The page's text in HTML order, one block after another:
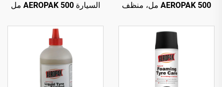
AEROPAK 500 مل، منظف
لإزالة الشحوم والعناية
بالسيارة
السيارة AEROPAK 500 مل
ثوانٍ لفرامل السيارة